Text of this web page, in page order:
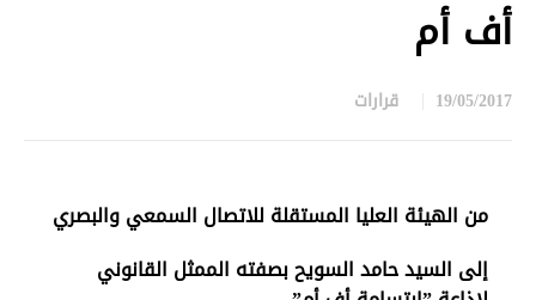
أف أم
19/05/2017 قرارات
من الهيئة العليا المستقلة للاتصال السمعي والبصري
إلى السيد حامد السويح بصفته الممثل القانوني